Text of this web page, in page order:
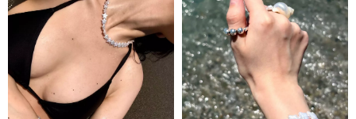
скидку на первый заказ. Рассказываем
о новинках и спецпредложениях,
и делимся удивительными историями